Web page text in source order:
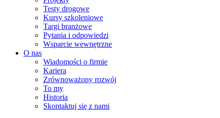
Testy drogowe
Kursy szkoleniowe
Targi branżowe
Pytania i odpowiedzi
Wsparcie wewnętrzne
O nas
Wiadomości o firmie
Kariera
Zrównoważony rozwój
To my
Historia
Skontaktuj się z nami